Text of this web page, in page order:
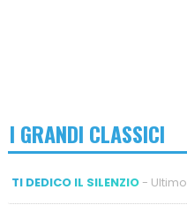
I GRANDI CLASSICI
TI DEDICO IL SILENZIO- Ultimo